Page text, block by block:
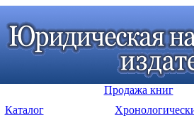
Продажа книг
Каталог